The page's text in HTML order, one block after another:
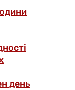
день